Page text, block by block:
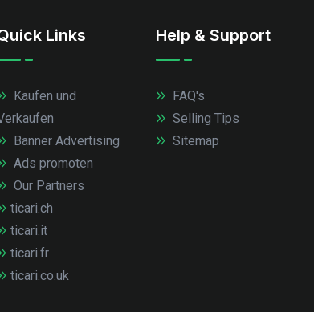
Links
Kaufen und
Banner Advertising
Ads promoten
Our Partners
ticari.ch
ticari.it
ticari.fr
ticari.co.uk
Help & Support
FAQ's
Selling Tips
Sitemap